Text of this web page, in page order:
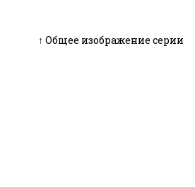
↑ Общее изображение серии